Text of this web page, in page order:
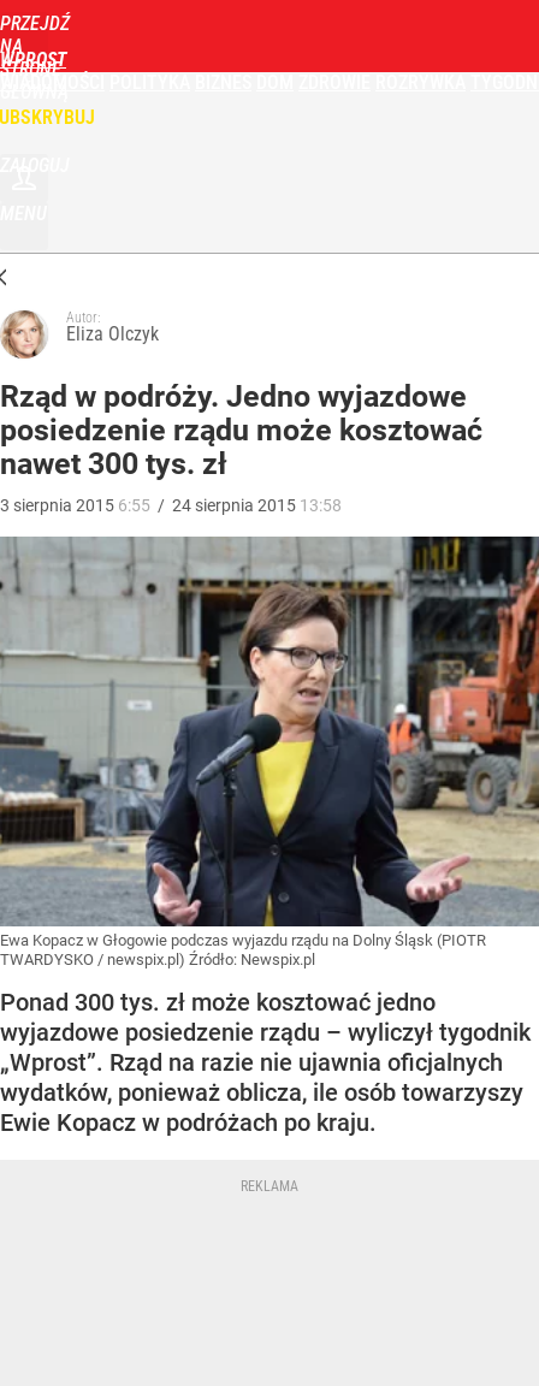
PRZEJDŹ
NA
STRONĘ
WPROST
Autor:
Eliza Olczyk
Rząd w podróży. Jedno wyjazdowe
posiedzenie rządu może kosztować
nawet 300 tys. zł
3 sierpnia 2015 6:55 / 24 sierpnia 2015 13:58
Ewa Kopacz w Głogowie podczas wyjazdu rządu na Dolny Śląsk (PIOTR
TWARDYSKO / newspix.pl) Źródło: Newspix.pl
Ponad 300 tys. zł może kosztować jedno
wyjazdowe posiedzenie rządu – wyliczył tygodnik
„Wprost”. Rząd na razie nie ujawnia oficjalnych
wydatków, ponieważ oblicza, ile osób towarzyszy
Ewie Kopacz w podróżach po kraju.